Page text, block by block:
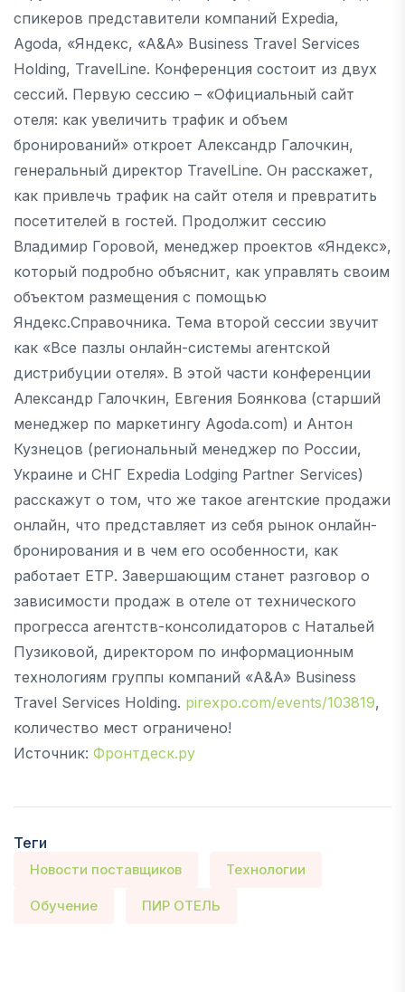
спикеров представители компаний Expedia,
Agoda, «Яндекс, «A&A» Business Travel Services
Holding, TravelLine. Конференция состоит из двух
сессий. Первую сессию – «Официальный сайт
отеля: как увеличить трафик и объем
бронирований» откроет Александр Галочкин,
генеральный директор TravelLine. Он расскажет,
как привлечь трафик на сайт отеля и превратить
посетителей в гостей. Продолжит сессию
Владимир Горовой, менеджер проектов «Яндекс»,
который подробно объяснит, как управлять своим
объектом размещения с помощью
Яндекс.Справочника. Тема второй сессии звучит
как «Все пазлы онлайн-системы агентской
дистрибуции отеля». В этой части конференции
Александр Галочкин, Евгения Боянкова (старший
менеджер по маркетингу Agoda.com) и Антон
Кузнецов (региональный менеджер по России,
Украине и СНГ Expedia Lodging Partner Services)
расскажут о том, что же такое агентские продажи
онлайн, что представляет из себя рынок онлайн-
бронирования и в чем его особенности, как
работает ЕТР. Завершающим станет разговор о
зависимости продаж в отеле от технического
прогресса агентств-консолидаторов с Натальей
Пузиковой, директором по информационным
технологиям группы компаний «A&A» Business
Travel Services Holding. pirexpo.com/events/103819,
количество мест ограничено!
Источник: Фронтдеск.ру
Теги
Новости поставщиков Технологии
Обучение ПИР ОТЕЛЬ